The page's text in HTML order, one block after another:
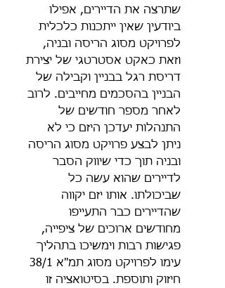
שתרצה את הדיירים, אפילו
ביודעין שאין ייתכנות כלכלית
לפרויקט מסוג הריסה ובניה,
וזאת כאקט אסטרטגי של יצירת
דריסת רגל בבניין וקבילה של
הבניין בהסכמים מחייבים. לרוב
לאחר מספר חודשים של
התנהלות יעדכן היזם כי לא
ניתן לבצע פרויקט מסוג הריסה
ובניה תוך כדי שיווק הסבר
לדיירים שהוא עשה כל
שביכולתו. אותו יזם יקווה
שהדיירים כבר התעייפו
מחודשים ארוכים של ציפייה,
פגישות רבות וימשיכו בתהליך
חיזוק ותוספת. בסיטואציה זו